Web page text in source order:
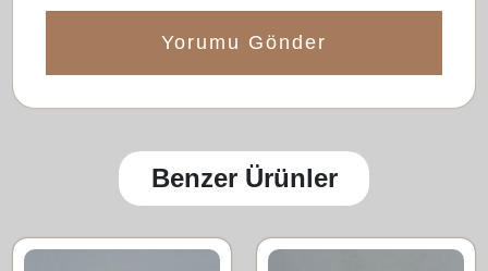
Yorumu Gönder
Benzer Ürünler